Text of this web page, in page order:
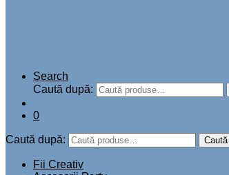
Search
Caută după:
0
Caută după: Caută
Fii Creativ